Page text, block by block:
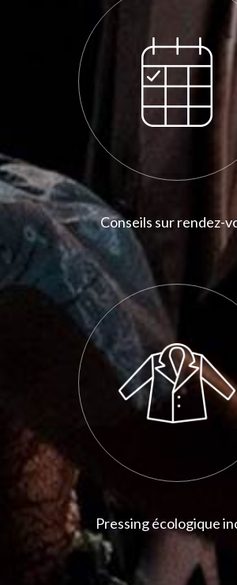
Conseils sur rendez-
Pressing écologique